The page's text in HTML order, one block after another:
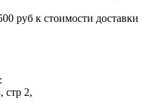
руб к стоимости доставки
стр 2,